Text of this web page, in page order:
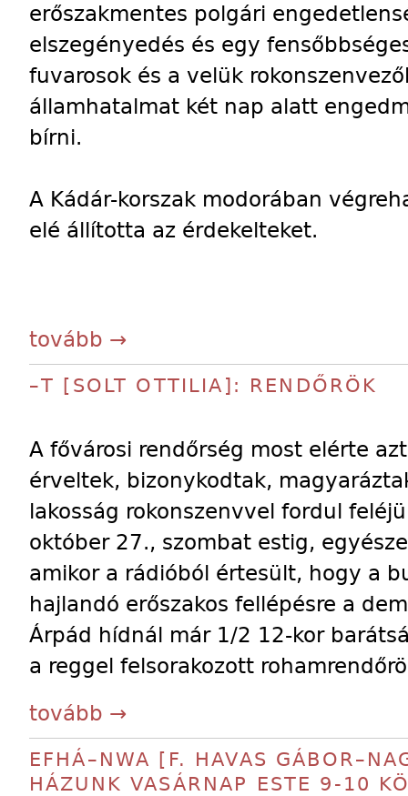
erőszakmentes polgári
elszegényedés és egy
fuvarosok és a velük
államhatalmat két nap alatt
bírni.
A Kádár-korszak modorában
elé állította az érdekelteket.
tovább →
–T [SOLT OTTILIA]: RENDŐRÖK
A fővárosi rendőrség most elérte
érveltek, bizonykodtak,
lakosság rokonszenvvel fordul
október 27., szombat estig,
amikor a rádióból értesült, hogy a
hajlandó erőszakos fellépésre a
Árpád hídnál már 1/2 12-kor
a reggel felsorakozott
tovább →
EFHÁ–NWA [F. HAVAS
HÁZUNK VASÁRNAP ESTE 9-10